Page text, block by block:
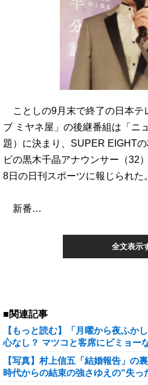
ことしの9月末で終了の日本テ
ブ ミヤネ屋」の後継番組は「ニ
題）に決まり、SUPER EIGHT
ビの黒木千晶アナウンサー（32
8日の日刊スポーツに報じられた。
新番…
全文表示
■関連記事
【もっと読む】「月曜から夜ふか
心なし？ マツコと客席にビミョー
【写真】村上信五「結婚報告」の
時代からの結束の強さゆえの”失っ